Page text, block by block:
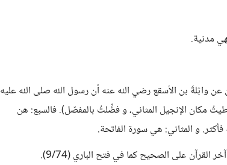
مدنية.
بن الأسقع رضي الله عنه أن رسول الله صلى الله عليه
مكان الإنجيل المثاني، و فضِّلتُ بالمفصّل). فالسبع: هن
و المثاني: هي سورة الفاتحة.
على الصحيح كما في فتح الباري (9/74).